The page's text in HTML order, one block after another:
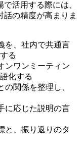
活用する際には、
の精度が高まりま
を、社内で共通言
る
ンワンミーティン
化する
関係を整理し、
に応じた説明の言
と、振り返りのタ